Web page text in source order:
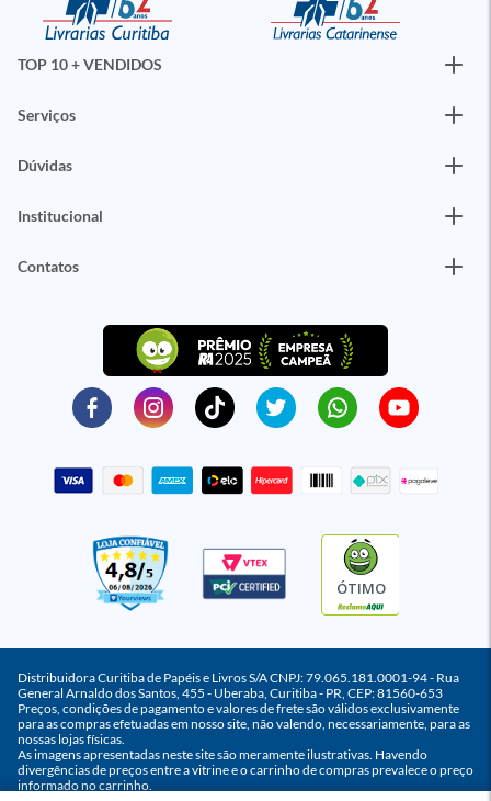
TOP 10 + VENDIDOS
Serviços
Dúvidas
Institucional
Contatos
ÓTIMO
Distribuidora Curitiba de Papéis e Livros S/A CNPJ: 79.065.181.0001-94 - Rua
General Arnaldo dos Santos, 455 - Uberaba, Curitiba - PR, CEP: 81560-653
Preços, condições de pagamento e valores de frete são válidos exclusivamente
para as compras efetuadas em nosso site, não valendo, necessariamente, para as
nossas lojas físicas.
As imagens apresentadas neste site são meramente ilustrativas. Havendo
divergências de preços entre a vitrine e o carrinho de compras prevalece o preço
informado no carrinho.